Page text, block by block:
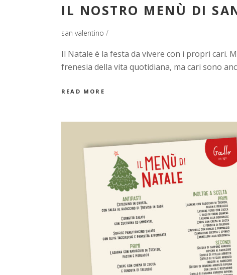
IL NOSTRO MENÙ DI
san valentino
Il Natale è la festa da vivere con i propri cari.
frenesia della vita quotidiana, ma cari sono
READ MORE